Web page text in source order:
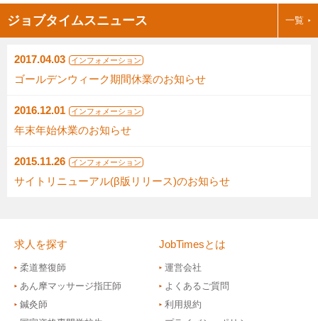
一覧
ジョブタイムスニュース
2017.04.03 インフォメーション
ゴールデンウィーク期間休業のお知らせ
2016.12.01 インフォメーション
年末年始休業のお知らせ
2015.11.26 インフォメーション
サイトリニューアル(β版リリース)のお知らせ
求人を探す
柔道整復師
あん摩マッサージ指圧師
鍼灸師
JobTimesとは
運営会社
よくあるご質問
利用規約